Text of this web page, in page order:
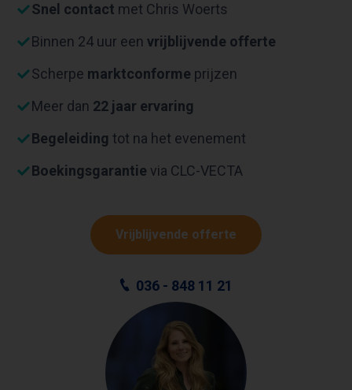
Snel contact met Chris Woerts
Binnen 24 uur een vrijblijvende offerte
Scherpe marktconforme prijzen
Meer dan 22 jaar ervaring
Begeleiding tot na het evenement
Boekingsgarantie via CLC-VECTA
Vrijblijvende offerte
036 - 848 11 21